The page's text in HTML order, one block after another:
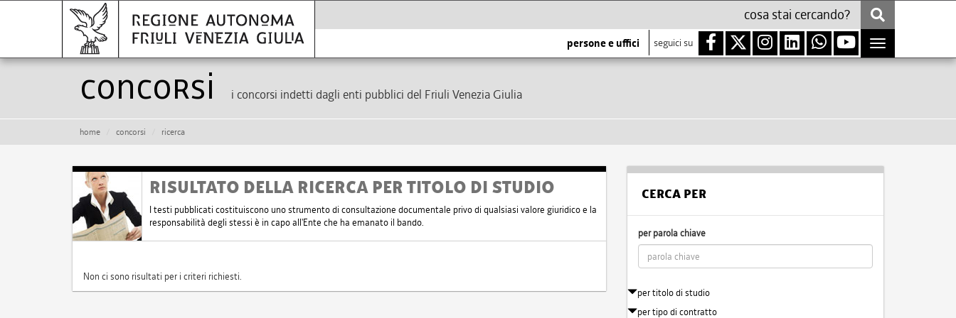
persone e uffici seguici su
Toggle
navigation
Concorsi i concorsi indetti dagli enti pubblici del Friuli Venezia Giulia
home concorsi ricerca
RISULTATO DELLA RICERCA PER TITOLO DI STUDIO
I testi pubblicati costituiscono uno strumento di consultazione documentale privo di qualsiasi valore giuridico e la
responsabilità degli stessi è in capo all'Ente che ha emanato il bando.
Non ci sono risultati per i criteri richiesti.
CERCA PER
per parola chiave
per titolo di studio
per tipo di contratto